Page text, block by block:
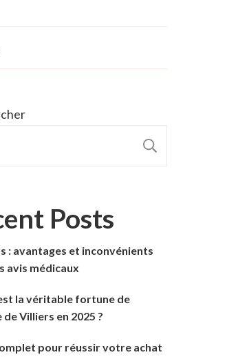
Posts
: avantages et inconvénients
avis médicaux
la véritable fortune de
de Villiers en 2025 ?
pour réussir votre achat